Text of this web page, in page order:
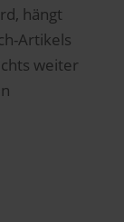
hängt
Artikels
weiter